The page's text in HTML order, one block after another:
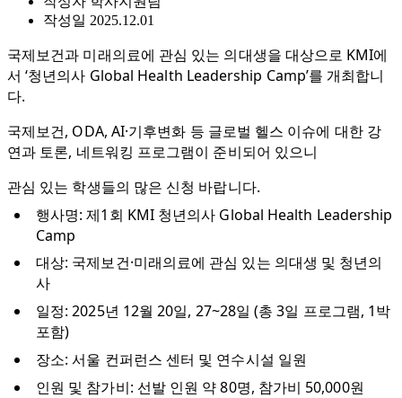
작성일 2025.12.01
국제보건과 미래의료에 관심 있는 의대생을 대상으로 KMI에
서 ‘청년의사 Global Health Leadership Camp’를 개최합니
다.
국제보건, ODA, AI·기후변화 등 글로벌 헬스 이슈에 대한 강
연과 토론, 네트워킹 프로그램이 준비되어 있으니
관심 있는 학생들의 많은 신청 바랍니다.
행사명: 제1회 KMI 청년의사 Global Health Leadership
Camp
대상: 국제보건·미래의료에 관심 있는 의대생 및 청년의
사
일정: 2025년 12월 20일, 27~28일 (총 3일 프로그램, 1박
포함)
장소: 서울 컨퍼런스 센터 및 연수시설 일원
인원 및 참가비: 선발 인원 약 80명, 참가비 50,000원